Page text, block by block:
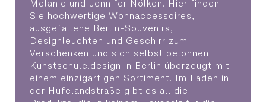
Melanie und Jennifer Nölken. Hier finden
Sie hochwertige Wohnaccessoires,
ausgefallene Berlin-Souvenirs,
Designleuchten und Geschirr zum
Verschenken und sich selbst belohnen.
Kunstschule.design in Berlin überzeugt mit
einem einzigartigen Sortiment. Im Laden in
der Hufelandstraße gibt es all die